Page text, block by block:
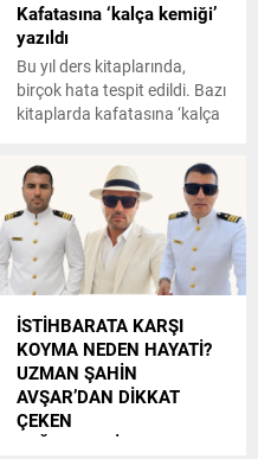
Kafatasına ‘kalça kemiği’
yazıldı
Bu yıl ders kitaplarında,
birçok hata tespit edildi. Bazı
kitaplarda kafatasına ‘kalça
hataları varken bazılarında
da yazım yanlışları
görülüyor. Artan şikâyetler
üzerine MEB,
hataların Bakanlığa
bildirilebileceğini duyurdu.
İSTİHBARATA KARŞI
KOYMA NEDEN HAYATİ?
UZMAN ŞAHİN
AVŞAR’DAN DİKKAT
ÇEKEN
DEĞERLENDİRMELER !